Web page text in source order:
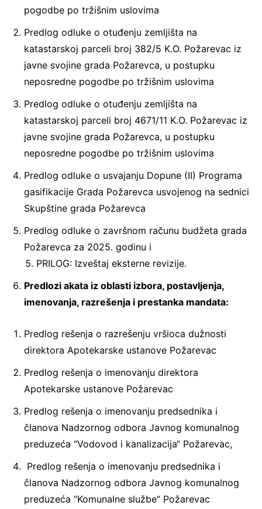
pogodbe po tržišnim uslovima
Predlog odluke o otuđenju zemljišta na
katastarskoj parceli broj 382/5 K.O. Požarevac iz
javne svojine grada Požarevca, u postupku
neposredne pogodbe po tržišnim uslovima
Predlog odluke o otuđenju zemljišta na
katastarskoj parceli broj 4671/11 K.O. Požarevac iz
javne svojine grada Požarevca, u postupku
neposredne pogodbe po tržišnim uslovima
Predlog odluke o usvajanju Dopune (II) Programa
gasifikacije Grada Požarevca usvojenog na sednici
Skupštine grada Požarevca
Predlog odluke o završnom računu budžeta grada
Požarevca za 2025. godinu i
PRILOG: Izveštaj eksterne revizije.
Predlozi akata iz oblasti izbora, postavljenja,
imenovanja, razrešenja i prestanka mandata:
Predlog rešenja o razrešenju vršioca dužnosti
direktora Apotekarske ustanove Požarevac
Predlog rešenja o imenovanju direktora
Apotekarske ustanove Požarevac
Predlog rešenja o imenovanju predsednika i
članova Nadzornog odbora Javnog komunalnog
preduzeća “Vodovod i kanalizacija“ Požarevac,
Predlog rešenja o imenovanju predsednika i
članova Nadzornog odbora Javnog komunalnog
preduzeća “Komunalne službe“ Požarevac